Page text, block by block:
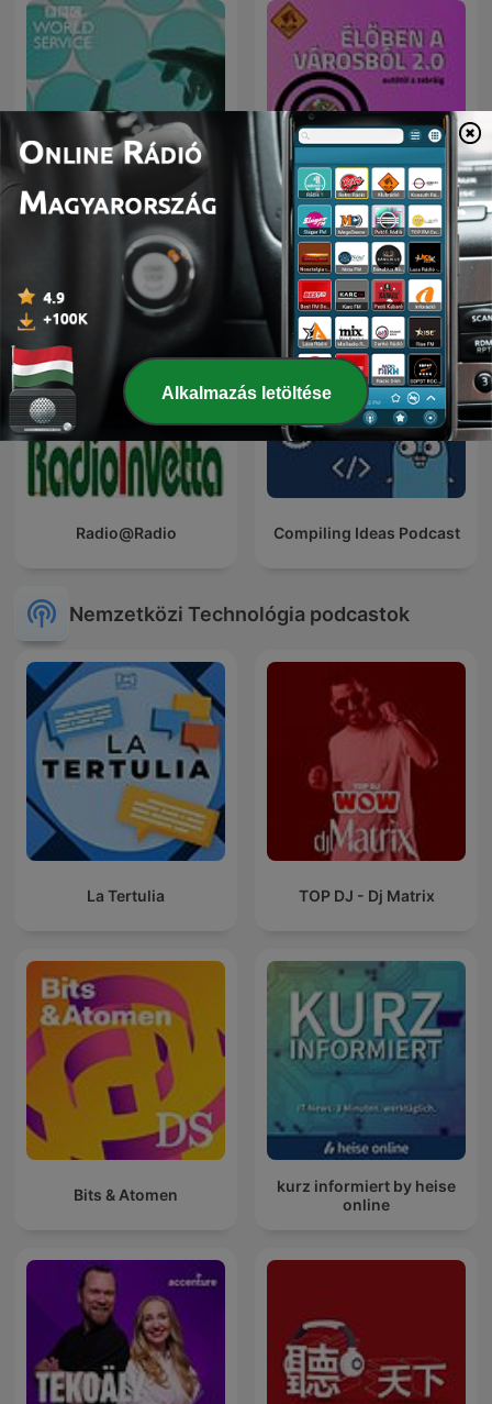
Science In Action Élőben a városból 2.0
Radio@Radio Compiling Ideas Podcast
Nemzetközi Technológia podcastok
La Tertulia TOP DJ - Dj Matrix
Bits & Atomen
kurz informiert by heise
online
Alkalmazás letöltése